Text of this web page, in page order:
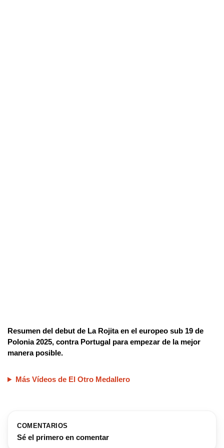
Resumen del debut de La Rojita en el europeo sub 19 de
Polonia 2025, contra Portugal para empezar de la mejor
manera posible.
Más Vídeos de El Otro Medallero
COMENTARIOS
Sé el primero en comentar